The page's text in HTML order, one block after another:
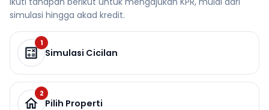
simulasi hingga akad kredit.
1
Simulasi Cicilan
2
Pilih Properti